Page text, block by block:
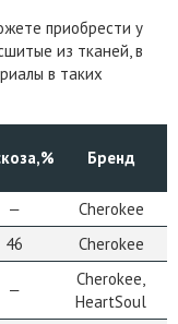
приобрести у
из тканей, в
в таких
Бренд
‒
Cherokee
46 Cherokee
‒
Cherokee,
HeartSoul